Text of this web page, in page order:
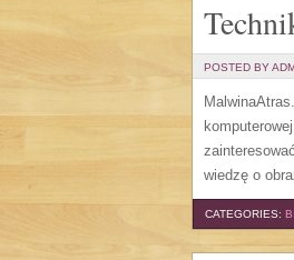
POSTED BY
wiedzę o
CATEGORIES: